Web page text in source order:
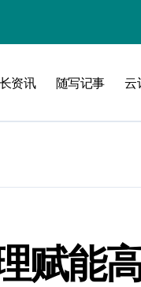
资讯 随写记事 云
赋能